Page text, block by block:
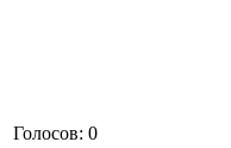
Голосов: 0